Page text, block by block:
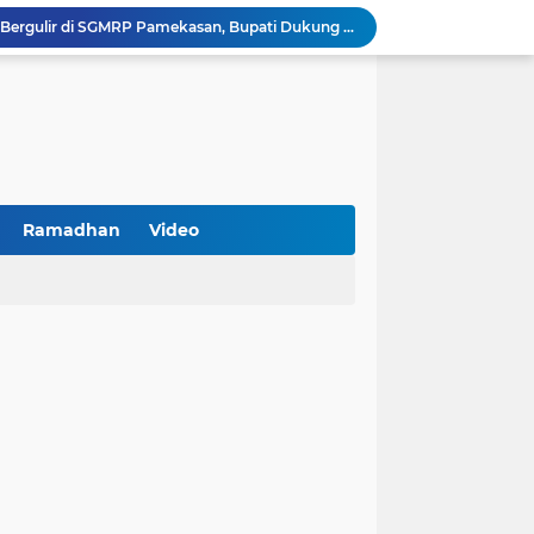
PKDI Cup II 2026 Resmi Bergulir di SGMRP Pamekasan, Bupati Dukung Bangun Stadion Di 13 Kecamatan untuk Pemerataan Sarana Olahraga
BNI Catat Fundamental Bisnis Kokoh di Bawah Danantara, Ditopang Pertumbuhan Kredit dan Kualitas Aset
Turnamen PKDI Cup II 2026 Berhadiah Total Rp 500 Juta Dibuka di Jombang, Ketua PKDI Jatim Syaifullah Mahdi: Ajang Silaturrahmi dan Media Komunikasi Antar-Kades untuk Memajukan Desa
Ramadhan Video